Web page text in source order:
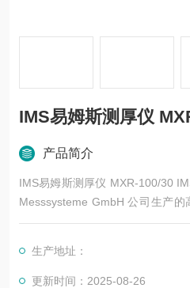
IMS易姆斯测厚仪
产品简介
IMS易姆斯测厚仪 MXR-100/30
Messsysteme GmbH 公司生产的
于 1980 年，在同位素测量、X
生产地址：
更新时间：2025-08-26